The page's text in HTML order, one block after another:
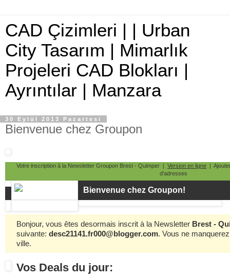
CAD Çizimleri | | Urban
City Tasarım | Mimarlık
Projeleri CAD Blokları |
Ayrıntılar | Manzara
30 Eylül 2013 Pazartesi
Bienvenue chez Groupon
Votre inscription à la Newsletter Groupon Brest - Quimper | Version en ligne |
d'adresses
Bienvenue chez Groupon!
Bonjour, vous êtes desormais inscrit à la Newsletter Brest -
suivante: desc21141.fr000@blogger.com. Vous ne
ville.
Vos Deals du jour: